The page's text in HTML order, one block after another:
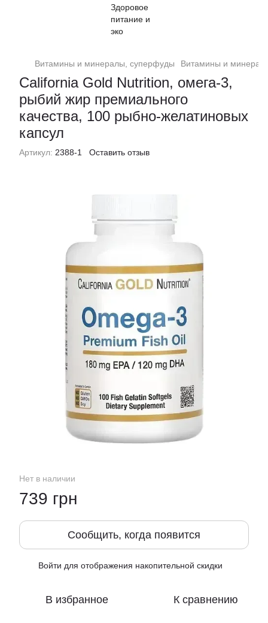
Витамины и минералы, суперфуды Витамины и
California Gold Nutrition, омега-3,
рыбий жир премиального
качества, 100 рыбно-желатиновых
капсул
Артикул: 2388-1 Оставить отзыв
Нет в наличии
739 грн
Сообщить, когда появится
Войти для отображения накопительной скидки
В избранное К сравнению